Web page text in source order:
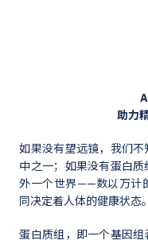
助力
如果没有望远镜，我们
中之一；如果没有蛋白
外一个世界——数以万计
同决定着人体的健康状态。
蛋白质组，即一个基因